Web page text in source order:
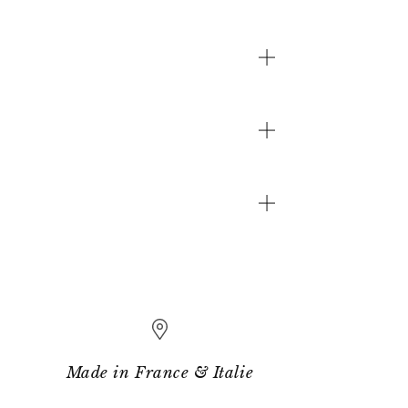
Made in France & Italie